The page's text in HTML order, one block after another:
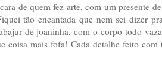
de quem fez arte, com um presente
tão encantada que nem sei dizer
de joaninha, com o corpo todo
coisa mais fofa! Cada detalhe feito